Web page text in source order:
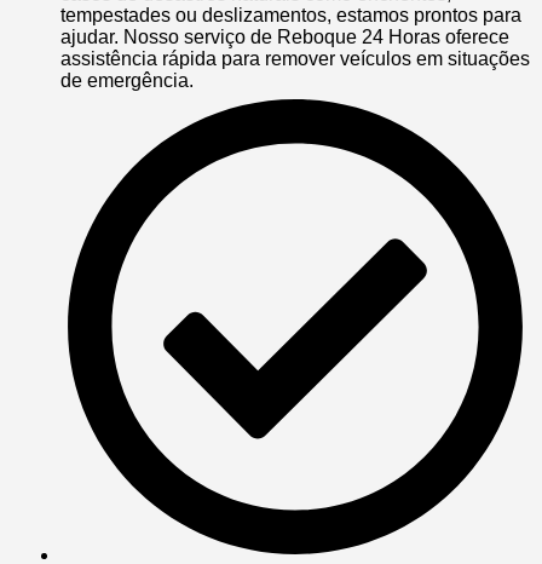
tempestades ou deslizamentos, estamos prontos para
ajudar. Nosso serviço de Reboque 24 Horas oferece
assistência rápida para remover veículos em situações
de emergência.